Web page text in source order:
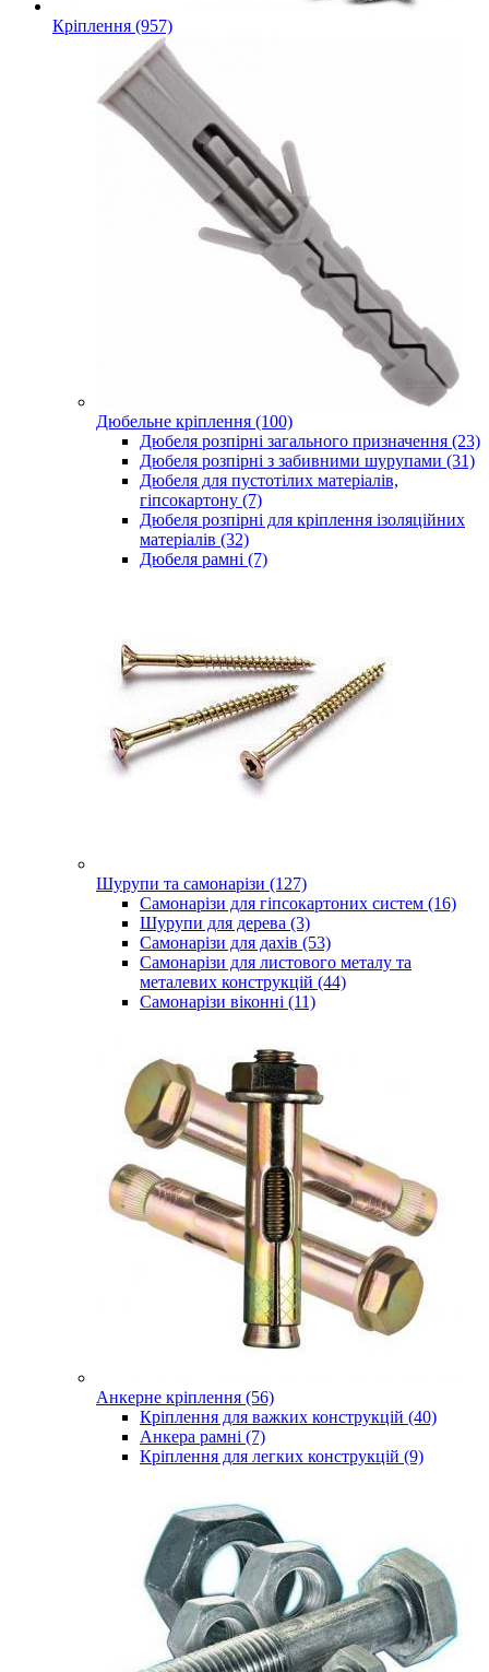
Кріплення (957)
Дюбельне кріплення (100)
Дюбеля розпірні загального призначення (23)
Дюбеля розпірні з забивними шурупами (31)
Дюбеля для пустотілих матеріалів,
гіпсокартону (7)
Дюбеля розпірні для кріплення ізоляційних
матеріалів (32)
Дюбеля рамні (7)
Шурупи та самонарізи (127)
Самонарізи для гіпсокартоних систем (16)
Шурупи для дерева (3)
Самонарізи для дахів (53)
Самонарізи для листового металу та
металевих конструкцій (44)
Самонарізи віконні (11)
Анкерне кріплення (56)
Кріплення для важких конструкцій (40)
Анкера рамні (7)
Кріплення для легких конструкцій (9)